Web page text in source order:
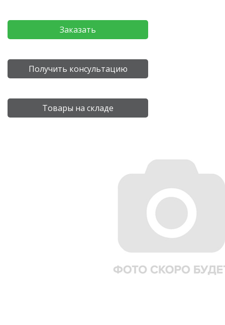
Заказать
Получить консультацию
Товары на складе